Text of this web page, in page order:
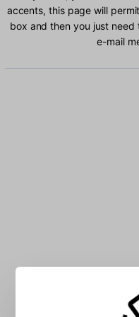
accents, this page will
box and then you just
e-mail
Type Albanian